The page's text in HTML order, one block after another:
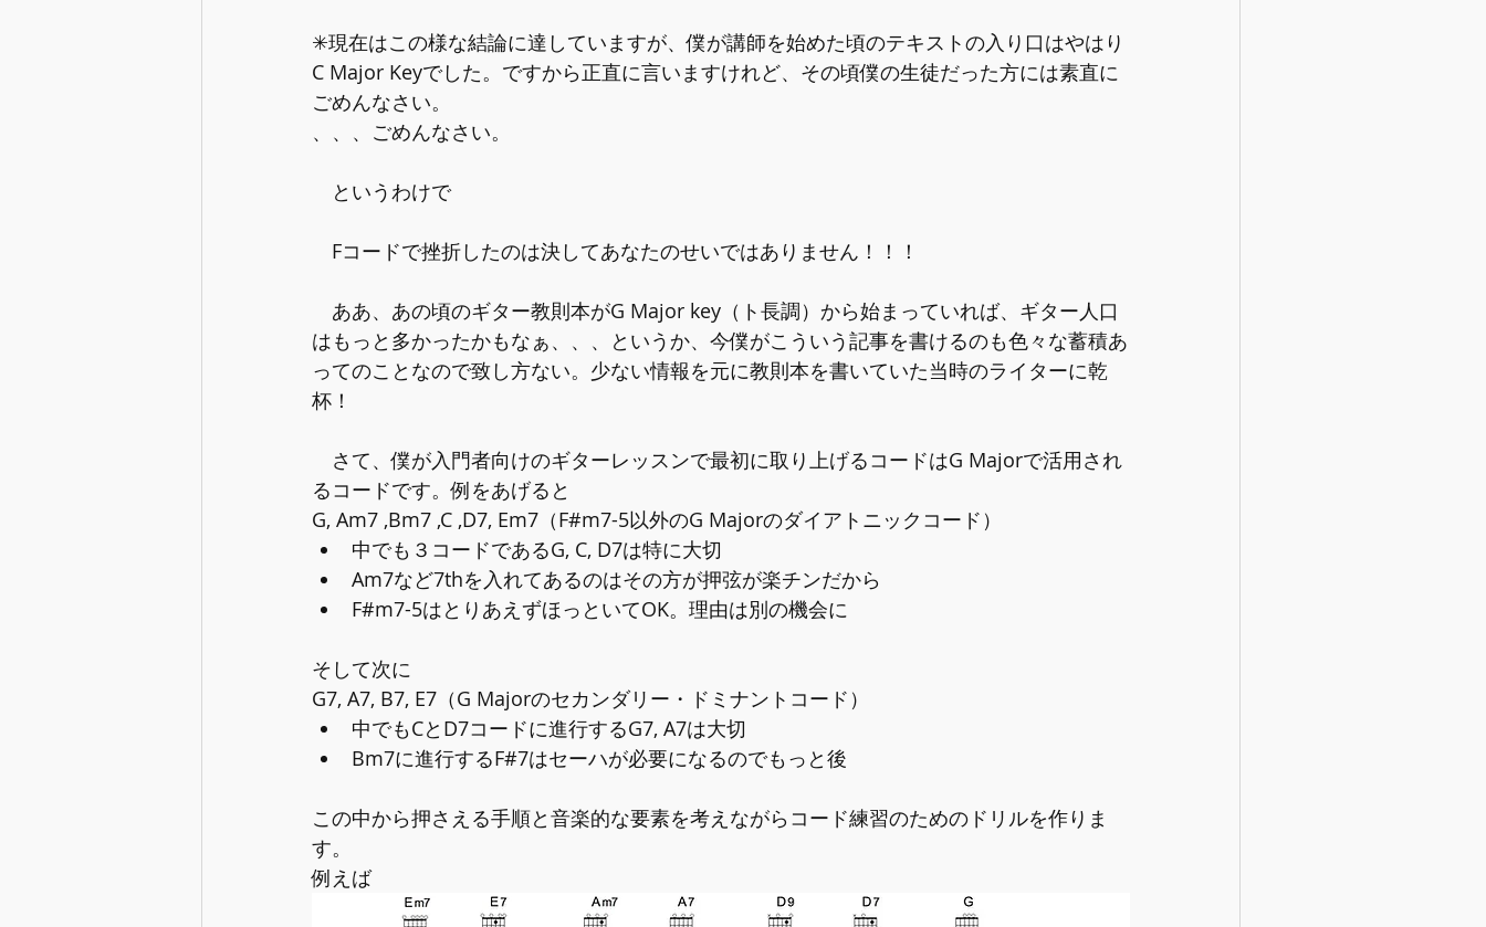
✳︎現在はこの様な結論に達していますが、僕が講師を始めた頃のテキストの入り口はやはり
C Major Keyでした。ですから正直に言いますけれど、その頃僕の生徒だった方には素直に
ごめんなさい。
、、、ごめんなさい。
というわけで
Fコードで挫折したのは決してあなたのせいではありません！！！
ああ、あの頃のギター教則本がG Major key（ト長調）から始まっていれば、ギター人口
はもっと多かったかもなぁ、、、というか、今僕がこういう記事を書けるのも色々な蓄積あ
ってのことなので致し方ない。少ない情報を元に教則本を書いていた当時のライターに乾
杯！
さて、僕が入門者向けのギターレッスンで最初に取り上げるコードはG Majorで活用され
るコードです。例をあげると
G, Am7 ,Bm7 ,C ,D7, Em7（F#m7-5以外のG Majorのダイアトニックコード）
中でも３コードであるG, C, D7は特に大切
Am7など7thを入れてあるのはその方が押弦が楽チンだから
F#m7-5はとりあえずほっといてOK。理由は別の機会に
そして次に
G7, A7, B7, E7（G Majorのセカンダリー・ドミナントコード）
中でもCとD7コードに進行するG7, A7は大切
Bm7に進行するF#7はセーハが必要になるのでもっと後
この中から押さえる手順と音楽的な要素を考えながらコード練習のためのドリルを作りま
す。
例えば